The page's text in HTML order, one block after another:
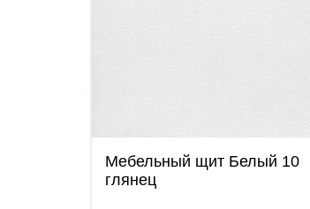
Мебельный щит Белый 10
глянец